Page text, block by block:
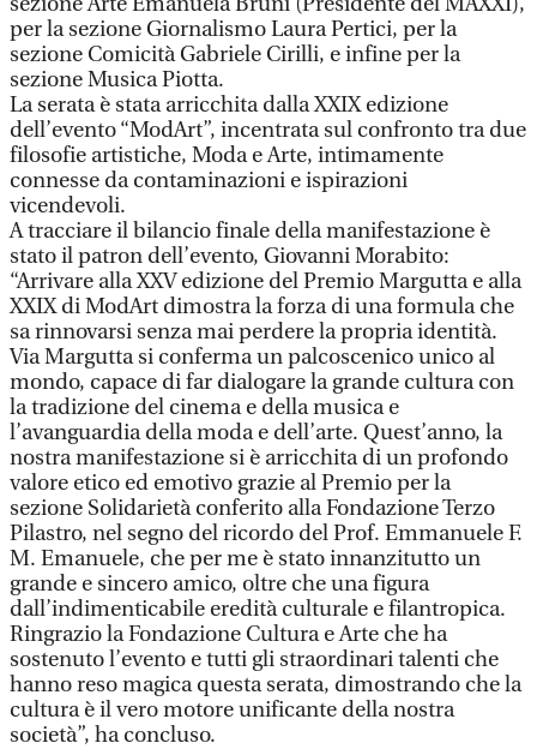
per la sezione Giornalismo Laura Pertici, per la
sezione Comicità Gabriele Cirilli, e infine per la
sezione Musica Piotta.
La serata è stata arricchita dalla XXIX edizione
dell’evento “ModArt”, incentrata sul confronto tra due
filosofie artistiche, Moda e Arte, intimamente
connesse da contaminazioni e ispirazioni
vicendevoli.
A tracciare il bilancio finale della manifestazione è
stato il patron dell’evento, Giovanni Morabito:
“Arrivare alla XXV edizione del Premio Margutta e alla
XXIX di ModArt dimostra la forza di una formula che
sa rinnovarsi senza mai perdere la propria identità.
Via Margutta si conferma un palcoscenico unico al
mondo, capace di far dialogare la grande cultura con
la tradizione del cinema e della musica e
l’avanguardia della moda e dell’arte. Quest’anno, la
nostra manifestazione si è arricchita di un profondo
valore etico ed emotivo grazie al Premio per la
sezione Solidarietà conferito alla Fondazione Terzo
Pilastro, nel segno del ricordo del Prof. Emmanuele F.
M. Emanuele, che per me è stato innanzitutto un
grande e sincero amico, oltre che una figura
dall’indimenticabile eredità culturale e filantropica.
Ringrazio la Fondazione Cultura e Arte che ha
sostenuto l’evento e tutti gli straordinari talenti che
hanno reso magica questa serata, dimostrando che la
cultura è il vero motore unificante della nostra
società”, ha concluso.